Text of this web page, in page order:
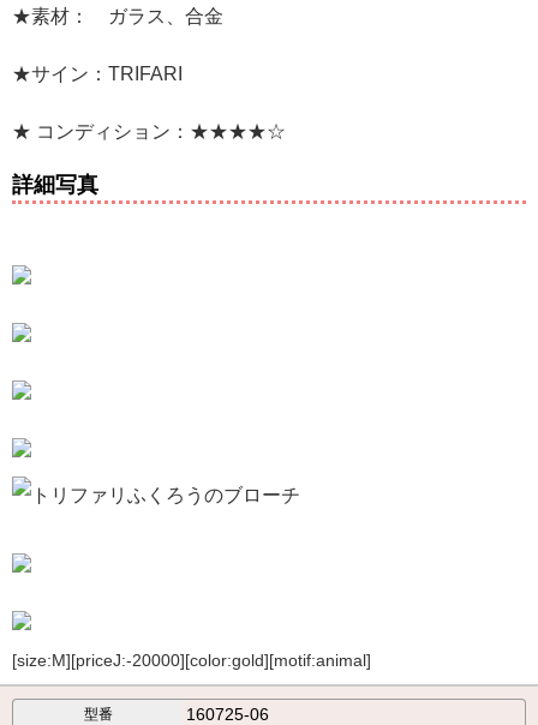
★素材： ガラス、合金
★サイン：TRIFARI
★ コンディション：★★★★☆
詳細写真
[size:M][priceJ:-20000][color:gold][motif:animal]
型番 160725-06